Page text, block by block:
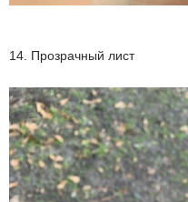
14. Прозрачный лист